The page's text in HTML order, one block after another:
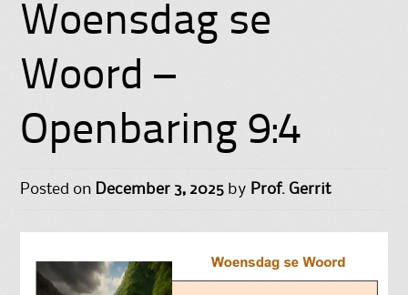
Woensdag se
Woord –
Openbaring 9:4
Posted on December 3, 2025 by Prof. Gerrit